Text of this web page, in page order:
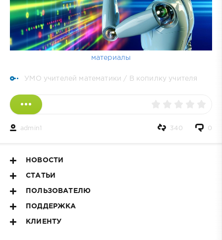
материалы
УМО учителей математики / В копилку учителя
admin1 0
340
НОВОСТИ
СТАТЬИ
ПОЛЬЗОВАТЕЛЮ
ПОДДЕРЖКА
КЛИЕНТУ